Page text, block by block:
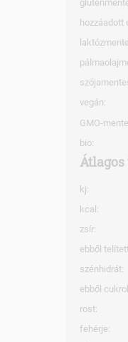
hozzáadott
vegán:
GMO-
bio:
Átlagos
kj:
kcal:
zsír:
ebből
szénhidrát:
ebből
rost:
fehérje: